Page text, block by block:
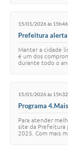
15/01/2026 às 15h46
Prefeitura alerta
Manter a cidade
é um dos
durante todo o
15/01/2026 às 15h32
Programa
Para atender
site da Prefeitura
2025. Com mais